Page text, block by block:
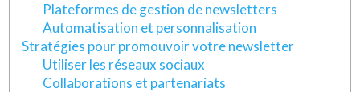
Plateformes de gestion de newsletters
Automatisation et personnalisation
Stratégies pour promouvoir votre newsletter
Utiliser les réseaux sociaux
Collaborations et partenariats